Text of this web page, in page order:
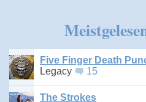
Five Finger Death
Legacy
15
The Strokes